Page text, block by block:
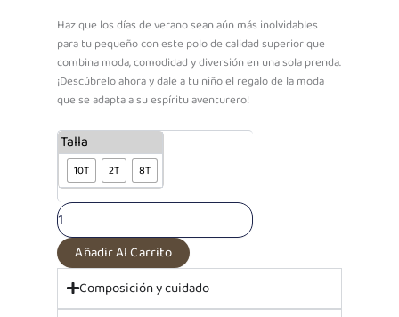
Haz que los días de verano sean aún más inolvidables
para tu pequeño con este polo de calidad superior que
combina moda, comodidad y diversión en una sola prenda.
¡Descúbrelo ahora y dale a tu niño el regalo de la moda
que se adapta a su espíritu aventurero!
Talla
10T 2T 8T
Polo
Algodón
Amarillo
Javier|
Colección
2024
cantidad
Añadir Al Carrito
Composición y cuidado